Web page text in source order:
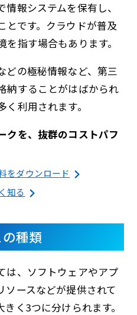
報システムを保有し、
とです。クラウドが普及
指す場合もあります。
どの極秘情報など、第三
納することがはばかられ
利用されます。
クを、抜群のコストパフ
をダウンロード
知る
種類
は、ソフトウェアやアプ
ソースなどが提供されて
く3つに分けられます。